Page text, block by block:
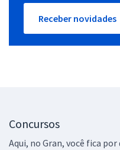
Receber novidades
Concursos
Aqui, no Gran, você fica